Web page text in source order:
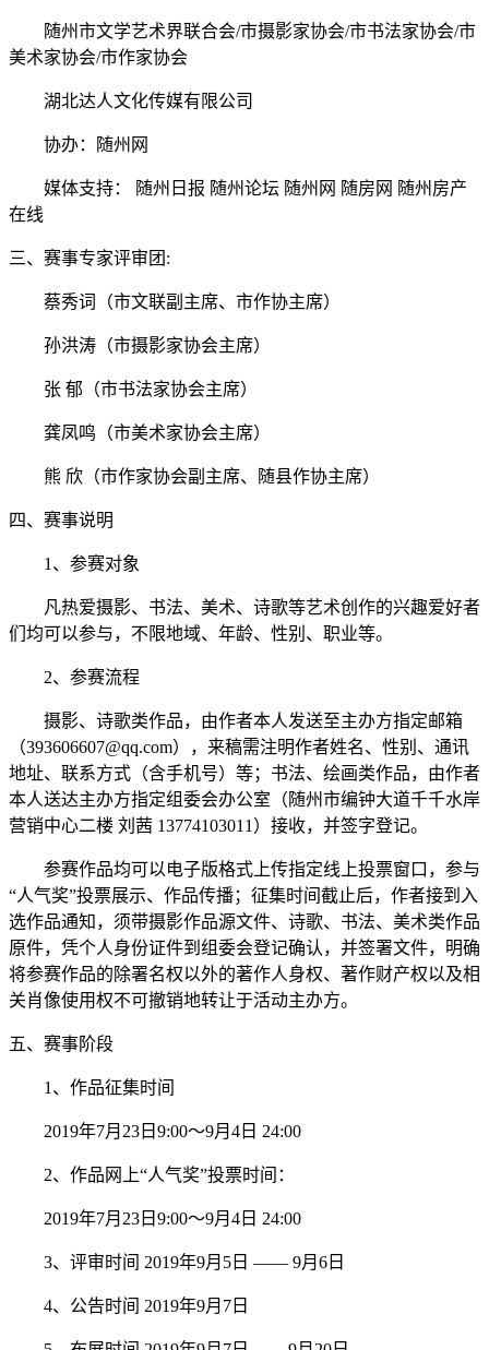
随州市文学艺术界联合会/市摄影家协会/市书法家协会/市
美术家协会/市作家协会
湖北达人文化传媒有限公司
协办：随州网
媒体支持： 随州日报 随州论坛 随州网 随房网 随州房产
在线
三、赛事专家评审团:
蔡秀词（市文联副主席、市作协主席）
孙洪涛（市摄影家协会主席）
张 郁（市书法家协会主席）
龚凤鸣（市美术家协会主席）
熊 欣（市作家协会副主席、随县作协主席）
四、赛事说明
1、参赛对象
凡热爱摄影、书法、美术、诗歌等艺术创作的兴趣爱好者
们均可以参与，不限地域、年龄、性别、职业等。
2、参赛流程
摄影、诗歌类作品，由作者本人发送至主办方指定邮箱
（393606607@qq.com），来稿需注明作者姓名、性别、通讯
地址、联系方式（含手机号）等；书法、绘画类作品，由作者
本人送达主办方指定组委会办公室（随州市编钟大道千千水岸
营销中心二楼 刘茜 13774103011）接收，并签字登记。
参赛作品均可以电子版格式上传指定线上投票窗口，参与
“人气奖”投票展示、作品传播；征集时间截止后，作者接到入
选作品通知，须带摄影作品源文件、诗歌、书法、美术类作品
原件，凭个人身份证件到组委会登记确认，并签署文件，明确
将参赛作品的除署名权以外的著作人身权、著作财产权以及相
关肖像使用权不可撤销地转让于活动主办方。
五、赛事阶段
1、作品征集时间
2019年7月23日9:00～9月4日 24:00
2、作品网上“人气奖”投票时间：
2019年7月23日9:00～9月4日 24:00
3、评审时间 2019年9月5日 —— 9月6日
4、公告时间 2019年9月7日